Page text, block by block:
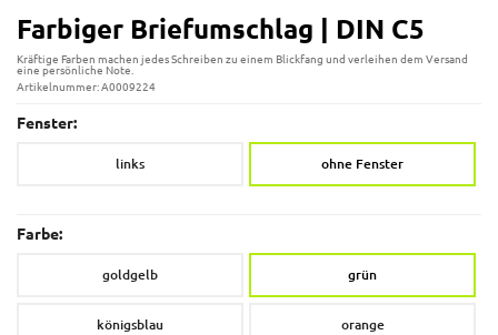
Farbiger Briefumschlag | DIN C5
Kräftige Farben machen jedes Schreiben zu einem Blickfang und verleihen dem Versand
eine persönliche Note.
Artikelnummer: A0009224
Fenster:
links ohne Fenster
Farbe:
goldgelb grün
königsblau orange